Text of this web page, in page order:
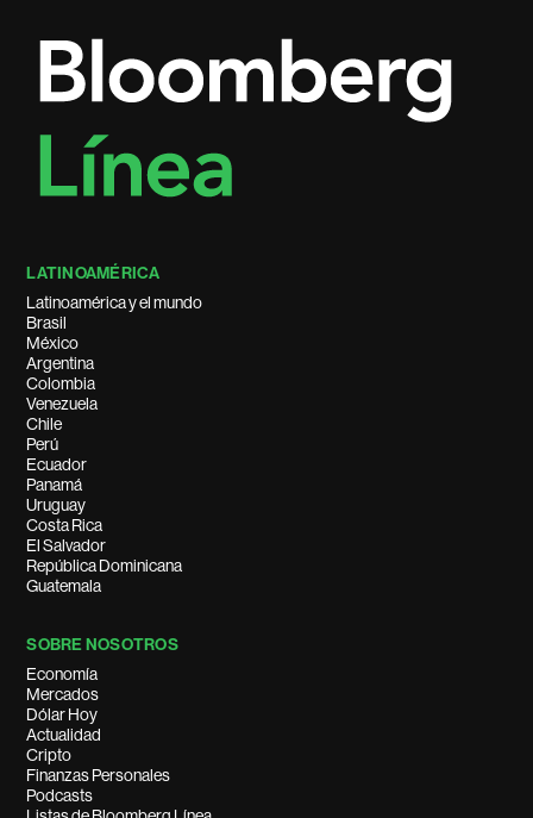
LATINOAMÉRICA
Latinoamérica y el mundo
Brasil
México
Argentina
Colombia
Venezuela
Chile
Perú
Ecuador
Panamá
Uruguay
Costa Rica
El Salvador
República Dominicana
Guatemala
SOBRE NOSOTROS
Economía
Mercados
Dólar Hoy
Actualidad
Cripto
Finanzas Personales
Podcasts